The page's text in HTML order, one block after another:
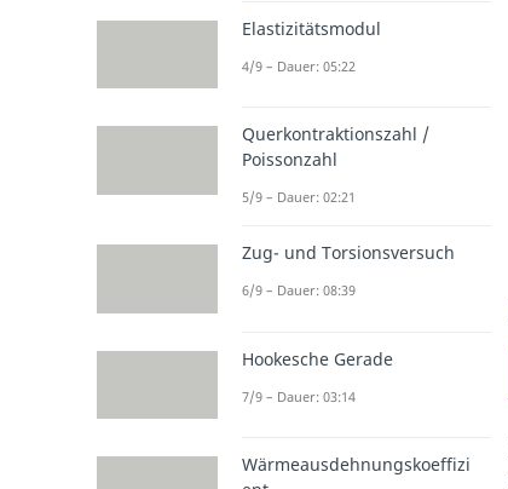
Elastizitätsmodul
4/9 – Dauer: 05:22
Querkontraktionszahl /
Poissonzahl
5/9 – Dauer: 02:21
Zug- und Torsionsversuch
6/9 – Dauer: 08:39
Hookesche Gerade
7/9 – Dauer: 03:14
Wärmeausdehnungskoeffizi